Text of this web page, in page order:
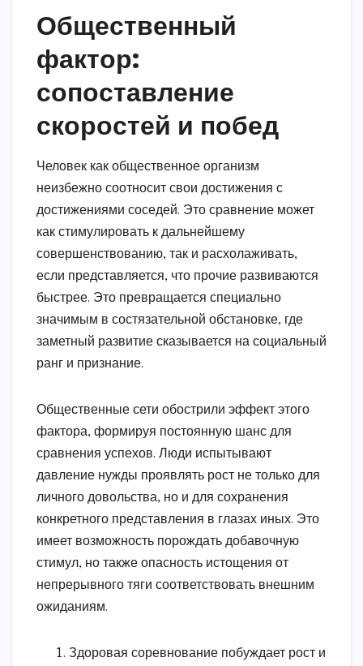
Общественный
фактор:
сопоставление
скоростей и побед
Человек как общественное организм
неизбежно соотносит свои достижения с
достижениями соседей. Это сравнение может
как стимулировать к дальнейшему
совершенствованию, так и расхолаживать,
если представляется, что прочие развиваются
быстрее. Это превращается специально
значимым в состязательной обстановке, где
заметный развитие сказывается на социальный
ранг и признание.
Общественные сети обострили эффект этого
фактора, формируя постоянную шанс для
сравнения успехов. Люди испытывают
давление нужды проявлять рост не только для
личного довольства, но и для сохранения
конкретного представления в глазах иных. Это
имеет возможность порождать добавочную
стимул, но также опасность истощения от
непрерывного тяги соответствовать внешним
ожиданиям.
Здоровая соревнование побуждает рост и